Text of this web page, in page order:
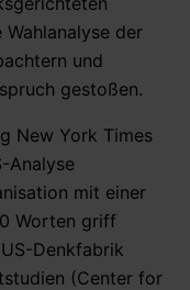
der
und
gestoßen.
New York Times
Analyse
mit einer
Worten griff
Denkfabrik
(Center for